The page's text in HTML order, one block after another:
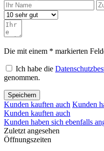
Die mit einem * markierten
Ich habe die
genommen.
Speichern
Kunden kauften auch Kunden
Kunden kauften auch
Kunden haben sich ebenfalls
Zuletzt angesehen
Öffnungszeiten